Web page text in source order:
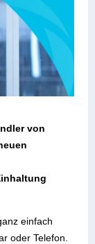
von
einfach
oder Telefon.